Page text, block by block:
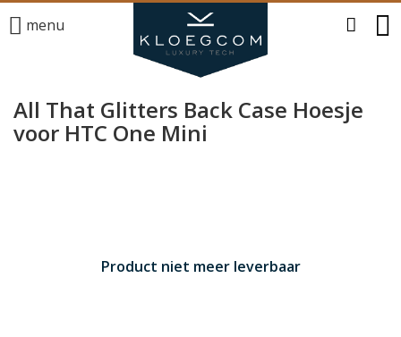
menu
All That Glitters Back Case Hoesje
voor HTC One Mini
Product niet meer leverbaar